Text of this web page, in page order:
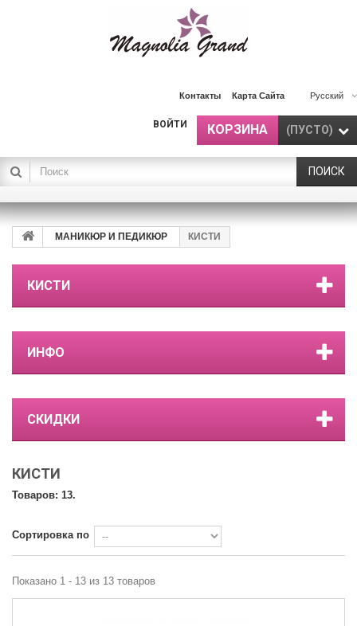
Русский
Контакты Карта Сайта
КОРЗИНА (ПУСТО)
ВОЙТИ
ПОИСК
МАНИКЮР И ПЕДИКЮР КИСТИ
КИСТИ
ИНФО
СКИДКИ
КИСТИ
Товаров: 13.
Сортировка по
Показано 1 - 13 из 13 товаров